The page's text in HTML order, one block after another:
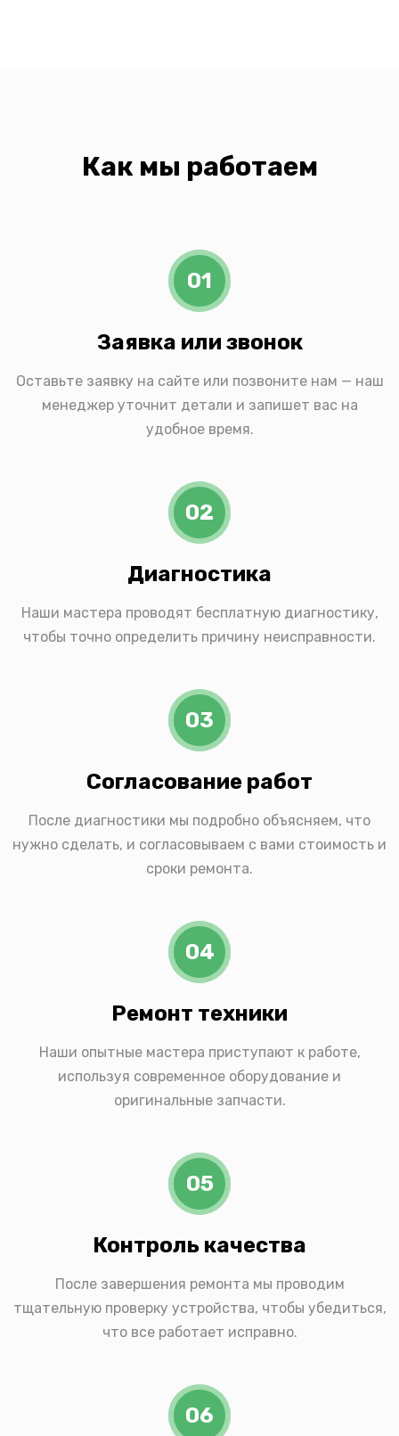
Как мы работаем
01
Заявка или звонок
Оставьте заявку на сайте или позвоните нам — наш
менеджер уточнит детали и запишет вас на
удобное время.
02
Диагностика
Наши мастера проводят бесплатную диагностику,
чтобы точно определить причину неисправности.
03
Согласование работ
После диагностики мы подробно объясняем, что
нужно сделать, и согласовываем с вами стоимость и
сроки ремонта.
04
Ремонт техники
Наши опытные мастера приступают к работе,
используя современное оборудование и
оригинальные запчасти.
05
Контроль качества
После завершения ремонта мы проводим
тщательную проверку устройства, чтобы убедиться,
что все работает исправно.
06